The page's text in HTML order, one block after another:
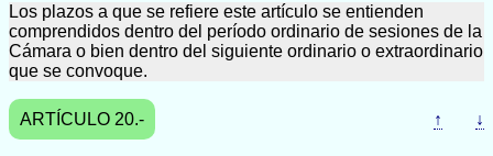
Los plazos a que se refiere este artículo se entienden
comprendidos dentro del período ordinario de sesiones de la
Cámara o bien dentro del siguiente ordinario o extraordinario
que se convoque.
ARTÍCULO 20.- ↑ ↓